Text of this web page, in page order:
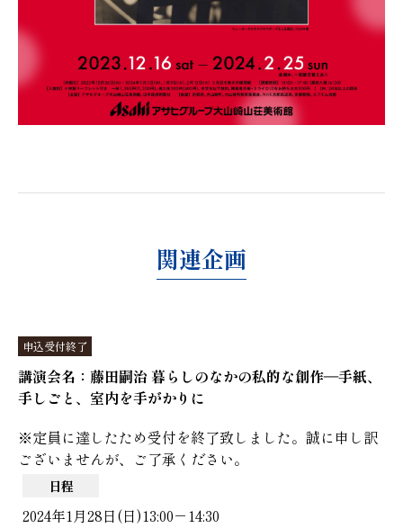
関連企画
申込受付終了
講演会名：藤田嗣治 暮らしのなかの私的な創作―手紙、
手しごと、室内を手がかりに
※定員に達したため受付を終了致しました。誠に申し訳
ございませんが、ご了承ください。
日程
2024年1月28日(日)13:00－14:30